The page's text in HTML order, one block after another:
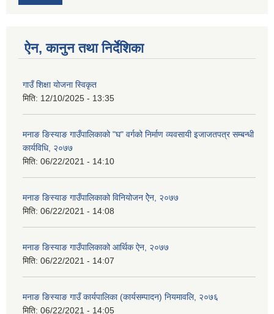
ऐन, कानुन तथा निर्देशिका
गाउँ शिक्षा योजना स्विकृत
मिति: 12/10/2025 - 13:35
मनाङ ङिस्याङ गाउँपालिकाको "घ" वर्गको निर्माण व्यवसायी इजाजतपत्र सम्बन्धी
कार्यविधि, २०७७
मिति: 06/22/2021 - 14:10
मनाङ ङिस्याङ गाउँपालिकाको विनियोजन ऐेन, २०७७
मिति: 06/22/2021 - 14:08
मनाङ ङिस्याङ गाउँपालिकाको आर्थिक ऐन, २०७७
मिति: 06/22/2021 - 14:07
मनाङ ङिस्याङ गाउँ कार्यपालिका (कार्यसम्पादन) नियमावलि, २०७६
मिति: 06/22/2021 - 14:05